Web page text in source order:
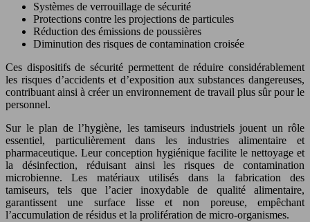
Systèmes de verrouillage de sécurité
Protections contre les projections de particules
Réduction des émissions de poussières
Diminution des risques de contamination croisée
Ces dispositifs de sécurité permettent de réduire considérablement
les risques d’accidents et d’exposition aux substances dangereuses,
contribuant ainsi à créer un environnement de travail plus sûr pour le
personnel.
Sur le plan de l’hygiène, les tamiseurs industriels jouent un rôle
essentiel, particulièrement dans les industries alimentaire et
pharmaceutique. Leur conception hygiénique facilite le nettoyage et
la désinfection, réduisant ainsi les risques de contamination
microbienne. Les matériaux utilisés dans la fabrication des
tamiseurs, tels que l’acier inoxydable de qualité alimentaire,
garantissent une surface lisse et non poreuse, empêchant
l’accumulation de résidus et la prolifération de micro-organismes.